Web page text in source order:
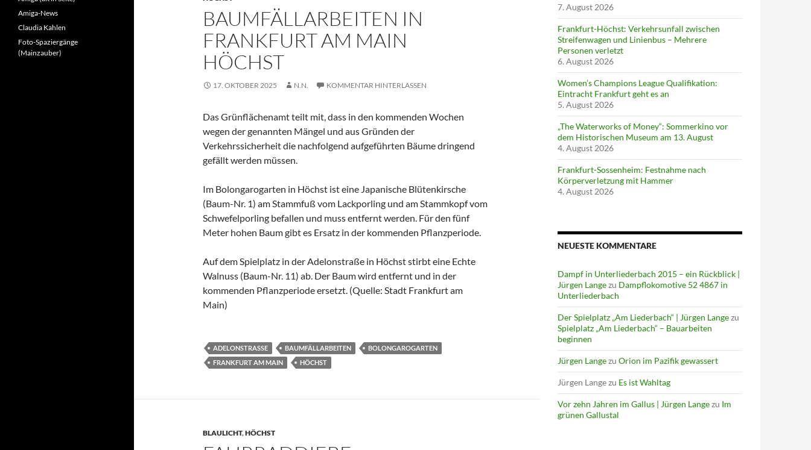
BAUMFÄLLARBEITEN IN
FRANKFURT AM MAIN
HÖCHST
17. OKTOBER 2025 N.N. KOMMENTAR HINTERLASSEN
Das Grünflächenamt teilt mit, dass in den kommenden Wochen
wegen der genannten Mängel und aus Gründen der
Verkehrssicherheit die nachfolgend aufgeführten Bäume dringend
gefällt werden müssen.
Im Bolongarogarten in Höchst ist eine Japanische Blütenkirsche
(Baum-Nr. 1) am Stammfuß vom Lackporling und am Stammkopf vom
Schwefelporling befallen und muss entfernt werden. Für den fünf
Meter hohen Baum gibt es Ersatz in der kommenden Pflanzperiode.
Auf dem Spielplatz in der Adelonstraße in Höchst stirbt eine Echte
Walnuss (Baum-Nr. 11) ab. Der Baum wird entfernt und in der
kommenden Pflanzperiode ersetzt. (Quelle: Stadt Frankfurt am
Main)
ADELONSTRASSE BAUMFÄLLARBEITEN
BOLONGAROGARTEN
FRANKFURT AM MAIN
HÖCHST
BLAULICHT,HÖCHST
7. August 2026
Frankfurt-Höchst: Verkehrsunfall zwischen
Streifenwagen und Linienbus – Mehrere
Personen verletzt
6. August 2026
Women’s Champions League Qualifikation:
Eintracht Frankfurt geht es an
5. August 2026
„The Waterworks of Money“: Sommerkino vor
dem Historischen Museum am 13. August
4. August 2026
Frankfurt-Sossenheim: Festnahme nach
Körperverletzung mit Hammer
4. August 2026
NEUESTE KOMMENTARE
Dampf in Unterliederbach 2015 – ein Rückblick |
Jürgen Langezu Dampflokomotive 52 4867 in
Unterliederbach
Der Spielplatz „Am Liederbach“ | Jürgen Langezu
Spielplatz „Am Liederbach“ – Bauarbeiten
beginnen
Jürgen Langezu Orion im Pazifik gewassert
Jürgen Langezu Es ist Wahltag
Vor zehn Jahren im Gallus | Jürgen Langezu Im
grünen Gallustal
Amiga-News
Claudia Kahlen
Foto-Spaziergänge
(Mainzauber)